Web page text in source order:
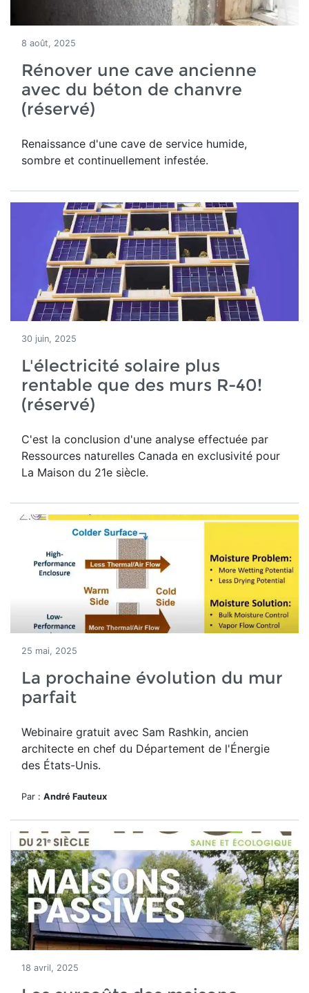
8 août, 2025
Rénover une cave ancienne
avec du béton de chanvre
(réservé)
Renaissance d'une cave de service humide,
sombre et continuellement infestée.
30 juin, 2025
L'électricité solaire plus
rentable que des murs R-40!
(réservé)
C'est la conclusion d'une analyse effectuée par
Ressources naturelles Canada en exclusivité pour
La Maison du 21e siècle.
25 mai, 2025
La prochaine évolution du mur
parfait
Webinaire gratuit avec Sam Rashkin, ancien
architecte en chef du Département de l'Énergie
des États-Unis.
Par : André Fauteux
18 avril, 2025